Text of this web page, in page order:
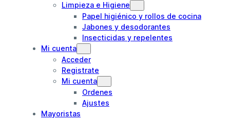
Limpieza e Higiene
Papel higiénico y rollos de cocina
Jabones y desodorantes
Insecticidas y repelentes
Mi cuenta
Acceder
Registrate
Mi cuenta
Ordenes
Ajustes
Mayoristas